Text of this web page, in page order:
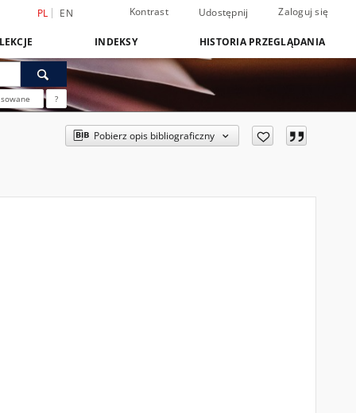
PL EN Kontrast Udostępnij Zaloguj się
INDEKSY HISTORIA PRZEGLĄDANIA
?
Pobierz opis bibliograficzny